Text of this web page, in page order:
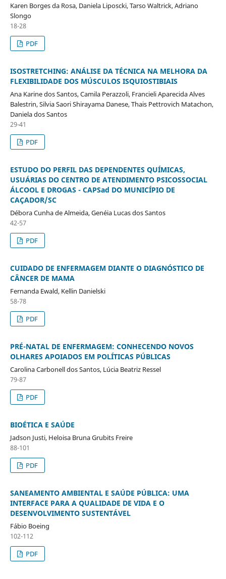
Karen Borges da Rosa, Daniela Liposcki, Tarso Waltrick, Adriano
Slongo
18-28
PDF
ISOSTRETCHING: ANÁLISE DA TÉCNICA NA MELHORA DA
FLEXIBILIDADE DOS MÚSCULOS ISQUIOSTIBIAIS
Ana Karine dos Santos, Camila Perazzoli, Francieli Aparecida Alves
Balestrin, Silvia Saori Shirayama Danese, Thais Pettrovich Matachon,
Daniela dos Santos
29-41
PDF
ESTUDO DO PERFIL DAS DEPENDENTES QUÍMICAS,
USUÁRIAS DO CENTRO DE ATENDIMENTO PSICOSSOCIAL
ÁLCOOL E DROGAS - CAPSad DO MUNICÍPIO DE
CAÇADOR/SC
Débora Cunha de Almeida, Genéia Lucas dos Santos
42-57
PDF
CUIDADO DE ENFERMAGEM DIANTE O DIAGNÓSTICO DE
CÂNCER DE MAMA
Fernanda Ewald, Kellin Danielski
58-78
PDF
PRÉ-NATAL DE ENFERMAGEM: CONHECENDO NOVOS
OLHARES APOIADOS EM POLÍTICAS PÚBLICAS
Carolina Carbonell dos Santos, Lúcia Beatriz Ressel
79-87
PDF
BIOÉTICA E SAÚDE
Jadson Justi, Heloisa Bruna Grubits Freire
88-101
PDF
SANEAMENTO AMBIENTAL E SAÚDE PÚBLICA: UMA
INTERFACE PARA A QUALIDADE DE VIDA E O
DESENVOLVIMENTO SUSTENTÁVEL
Fábio Boeing
102-112
PDF